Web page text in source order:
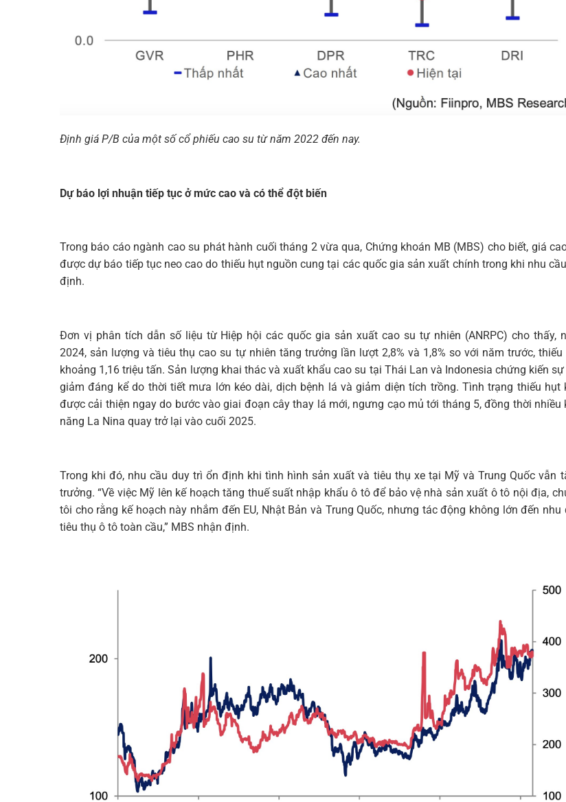
Định giá P/B của một số cổ phiếu cao su từ năm 2022 đến nay.
Dự báo lợi nhuận tiếp tục ở mức cao và có thể đột biến
Trong báo cáo ngành cao su phát hành cuối tháng 2 vừa qua, Chứng khoán MB (MBS) cho biết, giá
được dự báo tiếp tục neo cao do thiếu hụt nguồn cung tại các quốc gia sản xuất chính trong khi nhu
định.
Đơn vị phân tích dẫn số liệu từ Hiệp hội các quốc gia sản xuất cao su tự nhiên (ANRPC) cho thấy,
2024, sản lượng và tiêu thụ cao su tự nhiên tăng trưởng lần lượt 2,8% và 1,8% so với năm trước, thiếu
khoảng 1,16 triệu tấn. Sản lượng khai thác và xuất khẩu cao su tại Thái Lan và Indonesia chứng kiến
giảm đáng kể do thời tiết mưa lớn kéo dài, dịch bệnh lá và giảm diện tích trồng. Tình trạng thiếu hụt
được cải thiện ngay do bước vào giai đoạn cây thay lá mới, ngưng cạo mủ tới tháng 5, đồng thời nhiều
năng La Nina quay trở lại vào cuối 2025.
Trong khi đó, nhu cầu duy trì ổn định khi tình hình sản xuất và tiêu thụ xe tại Mỹ và Trung Quốc vẫn
trưởng. “Về việc Mỹ lên kế hoạch tăng thuế suất nhập khẩu ô tô để bảo vệ nhà sản xuất ô tô nội địa,
tôi cho rằng kế hoạch này nhắm đến EU, Nhật Bản và Trung Quốc, nhưng tác động không lớn đến nhu
tiêu thụ ô tô toàn cầu,” MBS nhận định.